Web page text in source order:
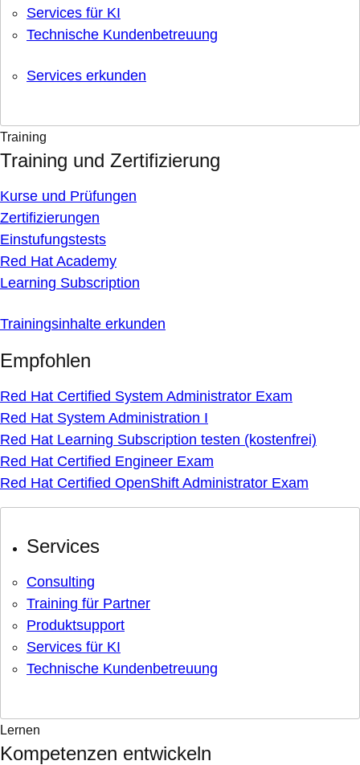
Services für KI
Technische Kundenbetreuung
Services erkunden
Training
Training und Zertifizierung
Kurse und Prüfungen
Zertifizierungen
Einstufungstests
Red Hat Academy
Learning Subscription
Trainingsinhalte erkunden
Empfohlen
Red Hat Certified System Administrator Exam
Red Hat System Administration I
Red Hat Learning Subscription testen (kostenfrei)
Red Hat Certified Engineer Exam
Red Hat Certified OpenShift Administrator Exam
Services
Consulting
Training für Partner
Produktsupport
Services für KI
Technische Kundenbetreuung
Lernen
Kompetenzen entwickeln